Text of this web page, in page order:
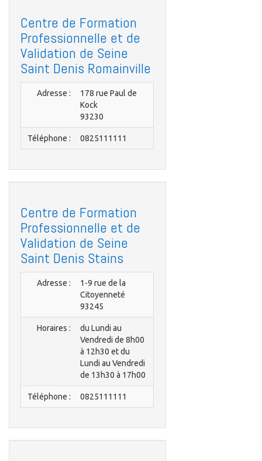
Centre de Formation
Professionnelle et de
Validation de Seine
Saint Denis Romainville
Adresse :
178 rue Paul de
Kock
93230
Téléphone : 0825111111
Centre de Formation
Professionnelle et de
Validation de Seine
Saint Denis Stains
Adresse :
1-9 rue de la
Citoyenneté
93245
Horaires :
du Lundi au
Vendredi de 8h00
à 12h30 et du
Lundi au Vendredi
de 13h30 à 17h00
Téléphone : 0825111111